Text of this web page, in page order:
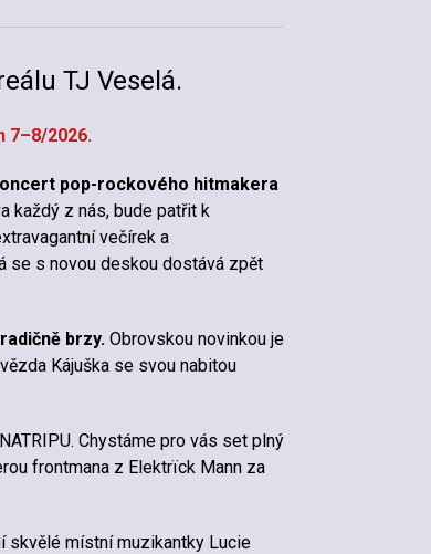
TJ Veselá.
7–8/2026.
pop-rockového hitmakera
každý z nás, bude patřit k
večírek a
se s novou deskou dostává zpět
brzy. Obrovskou novinkou je
Kájuška se svou nabitou
Chystáme pro vás set plný
frontmana z Elektrïck Mann za
skvělé místní muzikantky Lucie